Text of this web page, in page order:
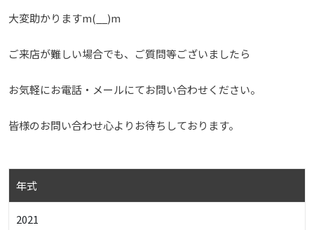
大変助かりますm(__)m
ご来店が難しい場合でも、ご質問等ございましたら
お気軽にお電話・メールにてお問い合わせください。
皆様のお問い合わせ心よりお待ちしております。
年式
2021